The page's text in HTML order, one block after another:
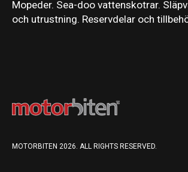
Mopeder. Sea-doo vattenskotrar.
och utrustning. Reservdelar och
MOTORBITEN 2026. ALL RIGHTS RESERVED.